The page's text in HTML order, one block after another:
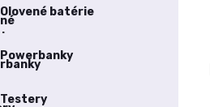
Olovené batérie
Powerbanky
Testery